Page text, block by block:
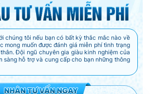
chúng tôi nếu bạn có bất kỳ thắc mắc nào về
mong muốn được đánh giá miễn phí tình trạng
Đội ngũ chuyên gia giàu kinh nghiệm của
sàng hỗ trợ và cung cấp cho bạn những thông